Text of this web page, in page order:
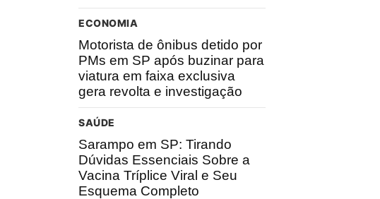
ECONOMIA
Motorista de ônibus detido por
PMs em SP após buzinar para
viatura em faixa exclusiva
gera revolta e investigação
SAÚDE
Sarampo em SP: Tirando
Dúvidas Essenciais Sobre a
Vacina Tríplice Viral e Seu
Esquema Completo